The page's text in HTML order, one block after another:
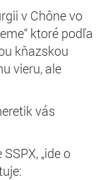
v Chône vo
ktoré podľa
kňazskou
vieru, ale
vás
„ide o